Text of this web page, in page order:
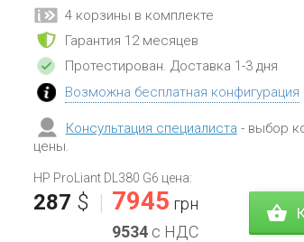
4 корзины в комплекте
Гарантия 12 месяцев
Протестирован. Доставка 1-3 дня
Возможна бесплатная конфигурация
Консультация специалиста - выбор
цены.
HP ProLiant DL380 G6 цена:
287 $ | 7945 грн
9534с НДС